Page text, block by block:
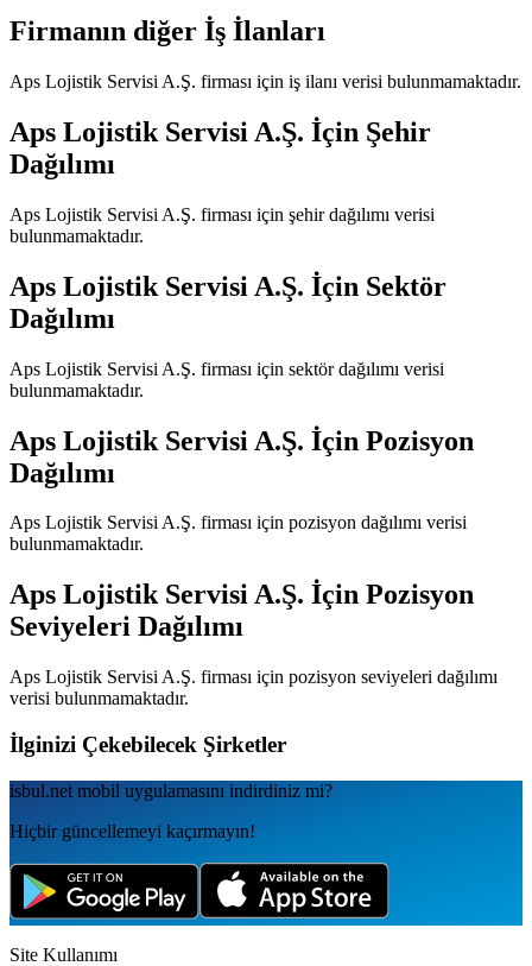
Firmanın diğer İş İlanları
Aps Lojistik Servisi A.Ş. firması için iş ilanı verisi bulunmamaktadır.
Aps Lojistik Servisi A.Ş. İçin Şehir
Dağılımı
Aps Lojistik Servisi A.Ş. firması için şehir dağılımı verisi
bulunmamaktadır.
Aps Lojistik Servisi A.Ş. İçin Sektör
Dağılımı
Aps Lojistik Servisi A.Ş. firması için sektör dağılımı verisi
bulunmamaktadır.
Aps Lojistik Servisi A.Ş. İçin Pozisyon
Dağılımı
Aps Lojistik Servisi A.Ş. firması için pozisyon dağılımı verisi
bulunmamaktadır.
Aps Lojistik Servisi A.Ş. İçin Pozisyon
Seviyeleri Dağılımı
Aps Lojistik Servisi A.Ş. firması için pozisyon seviyeleri dağılımı
verisi bulunmamaktadır.
İlginizi Çekebilecek Şirketler
isbul.net mobil uygulamаsını indirdiniz mi?
Hiçbir güncellemeyi kaçırmayın!
Site Kullanımı